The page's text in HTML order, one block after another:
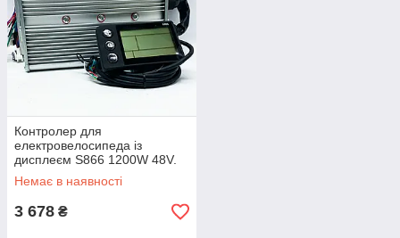
Контролер для
електровелосипеда із
дисплеєм S866 1200W 48V.
Немає в наявності
3 678 ₴